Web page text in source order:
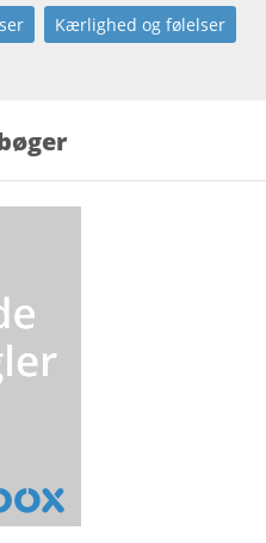
Kærlighed og følelser